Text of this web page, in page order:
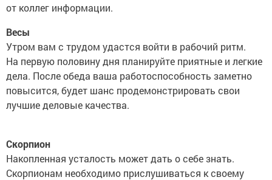
от коллег информации.
Весы
Утром вам с трудом удастся войти в рабочий ритм.
На первую половину дня планируйте приятные и легкие
дела. После обеда ваша работоспособность заметно
повысится, будет шанс продемонстрировать свои
лучшие деловые качества.
Скорпион
Накопленная усталость может дать о себе знать.
Скорпионам необходимо прислушиваться к своему